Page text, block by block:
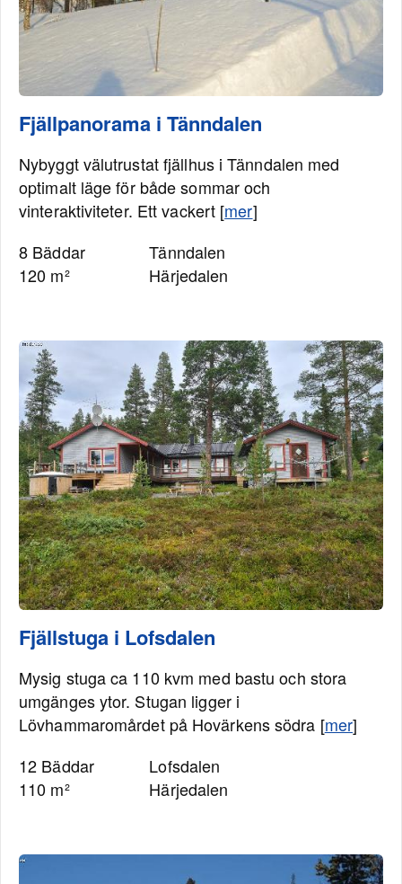
Fjällpanorama i Tänndalen
Nybyggt välutrustat fjällhus i Tänndalen med
optimalt läge för både sommar och
vinteraktiviteter. Ett vackert [mer]
8 Bäddar
120 m²
Tänndalen
Härjedalen
Fjällstuga i Lofsdalen
Mysig stuga ca 110 kvm med bastu och stora
umgänges ytor. Stugan ligger i
Lövhammaromårdet på Hovärkens södra [mer]
12 Bäddar
110 m²
Lofsdalen
Härjedalen